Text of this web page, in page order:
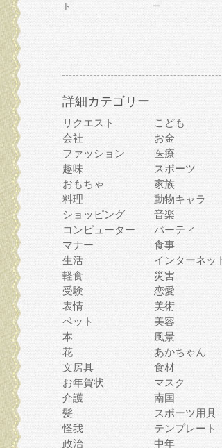
ト
ー
詳細カテゴリー
リクエスト こども
会社
お金
ファッション
医療
趣味
スポーツ
おもちゃ
家族
料理
動物キャラ
ショッピング
音楽
コンピューター
パーティ
マナー
食事
生活
インターネッ
軽食
災害
受験
恋愛
表情
美術
ペット
美容
本
風景
花
あかちゃん
文房具
食材
お年賀状
マスク
介護
南国
髪
スポーツ用具
怪我
テンプレート
政治
中年